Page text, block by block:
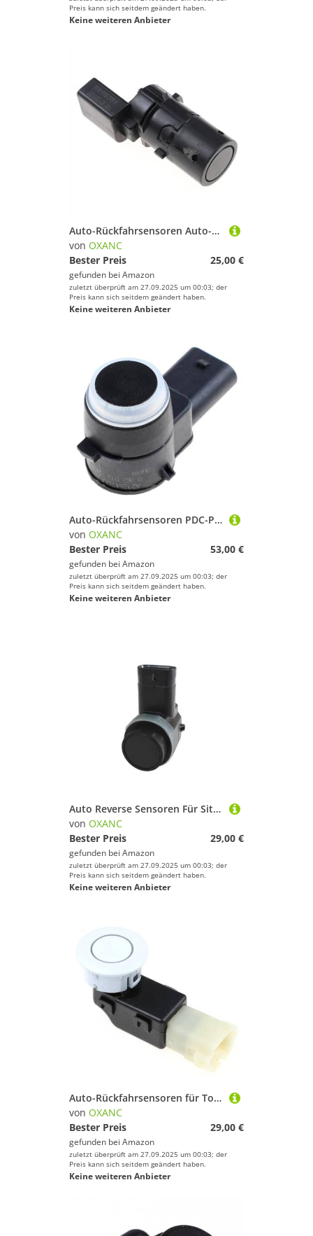
Preis kann sich seitdem geändert haben.
Keine weiteren Anbieter
Auto-Rückfahrsensoren Auto-PDC-Einparkhilfe-Distanzkontrollsensor für VW für Transporter T5 Bus 7H0919275E 4B0919275G PDC-Rückfahrradar
von OXANC
Bester Preis
25,00 €
gefunden bei Amazon
zuletzt überprüft am 27.09.2025 um 00:03; der
Preis kann sich seitdem geändert haben.
Keine weiteren Anbieter
Auto-Rückfahrsensoren PDC-Parksensor, für Benz W221 C216 ABES-Klasse ML CS CL SLS SLK E 2125420018 0263003616 A2125420018 1 Stück 4 Stück (Silber-4 Stück)
von OXANC
Bester Preis
53,00 €
gefunden bei Amazon
zuletzt überprüft am 27.09.2025 um 00:03; der
Preis kann sich seitdem geändert haben.
Keine weiteren Anbieter
Auto Reverse Sensoren Für Sitz für Ibiza für Leon 2011-2014 PDC Parkplatz Sensor 4H0919275 3C0919275S
von OXANC
Bester Preis
29,00 €
gefunden bei Amazon
zuletzt überprüft am 27.09.2025 um 00:03; der
Preis kann sich seitdem geändert haben.
Keine weiteren Anbieter
Auto-Rückfahrsensoren für Toyota für Land für Cruiser für Prado 2003–2010 Auto-PDC-Parksensor-Radar PZD61-00011 PZD6100011 PZD61-00016 (Silber)
von OXANC
Bester Preis
29,00 €
gefunden bei Amazon
zuletzt überprüft am 27.09.2025 um 00:03; der
Preis kann sich seitdem geändert haben.
Keine weiteren Anbieter